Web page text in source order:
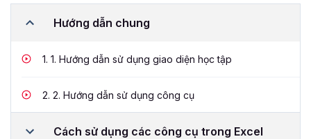
Hướng dẫn chung
1. 1. Hướng dẫn sử dụng giao diện học tập
2. 2. Hướng dẫn sử dụng công cụ
Cách sử dụng các công cụ trong Excel